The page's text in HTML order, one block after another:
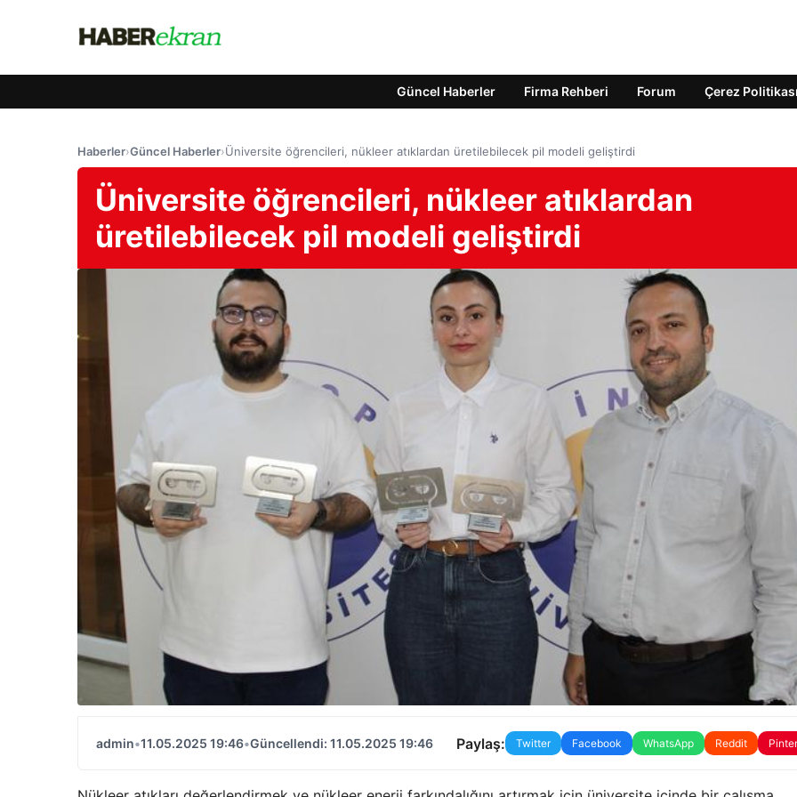
Güncel Haberler Firma Rehberi Forum Çerez Politikası
Haberler›Güncel Haberler›Üniversite öğrencileri, nükleer atıklardan üretilebilecek pil modeli geliştirdi
Üniversite öğrencileri, nükleer atıklardan
üretilebilecek pil modeli geliştirdi
admin•11.05.2025 19:46•Güncellendi: 11.05.2025 19:46 Paylaş: Twitter Facebook WhatsApp Reddit